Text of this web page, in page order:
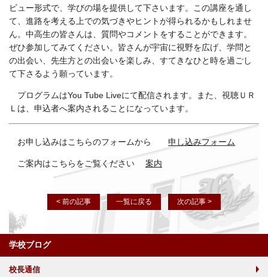
ビュー形式で、学びの場を提供して下さいます。この講座を通し
て、進路を考える上での気づきやヒントが得られるかもしれませ
ん。中高生の皆さんは、質問やコメントをすることができます。
ぜひ参加してみてください。皆さんが宇宙に視野を広げ、学問と
の出会い、先生方との出会いを楽しみ、すてきなひと時を過ごし
て下さるよう願っています。
プログラムはYou Tube Liveにて配信されます。また、視聴ＵＲ
Ｌは、申込者へ案内されることになっています。
お申し込みはこちらのフォームから 申し込みフォーム
ご案内はこちらをご覧ください 案内
< 前の記事 一覧に戻る 次の記事 >
学校ブログ
校長通信